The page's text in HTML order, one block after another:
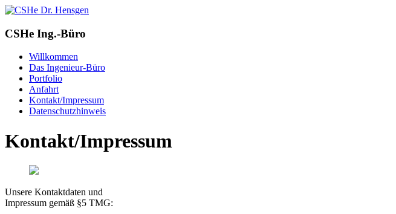
CSHe Ing.-Büro
Willkommen
Das Ingenieur-Büro
Portfolio
Anfahrt
Kontakt/Impressum
Datenschutzhinweis
Kontakt/Impressum
Unsere Kontaktdaten und
Impressum gemäß §5 TMG: